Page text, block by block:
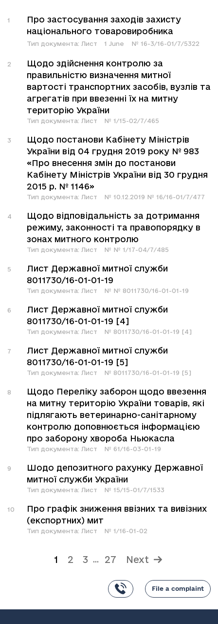
1
Про застосування заходів захисту
національного товаровиробника
Тип документа: Лист 1 June № 16-3/16-01/7/5322
2
Щодо здійснення контролю за
правильністю визначення митної
вартості транспортних засобів, вузлів та
агрегатів при ввезенні їх на митну
територію України
Тип документа: Лист № 1/15-02/7/465
3
Щодо постанови Кабінету Міністрів
України від 04 грудня 2019 року № 983
«Про внесення змін до постанови
Кабінету Міністрів України від 30 грудня
2015 р. № 1146»
Тип документа: Лист № 10.12.2019 № 16/16-01/7/477
4
Щодо відповідальність за дотримання
режиму, законності та правопорядку в
зонах митного контролю
Тип документа: Лист № № 1/17-04/7/485
5
Лист Державної митної служби
8011730/16-01-01-19
Тип документа: Лист № № 8011730/16-01-01-19
6
Лист Державної митної служби
8011730/16-01-01-19 [4]
Тип документа: Лист № 8011730/16-01-01-19 [4]
7
Лист Державної митної служби
8011730/16-01-01-19 [5]
Тип документа: Лист № 8011730/16-01-01-19 [5]
8
Щодо Переліку заборон щодо ввезення
на митну територію України товарів, які
підлягають ветеринарно-санітарному
контролю доповнюється інформацією
про заборону хвороба Ньюкасла
Тип документа: Лист № 61/16-03-01-19
9
Шодо депозитного рахунку Державної
митної служби України
Тип документа: Лист № 15/15-01/7/1533
10
Про графік зниження ввізних та вивізних
(експортних) мит
Тип документа: Лист № 1/16-01-02
1 2 3 ... 27 Next
File a complaint